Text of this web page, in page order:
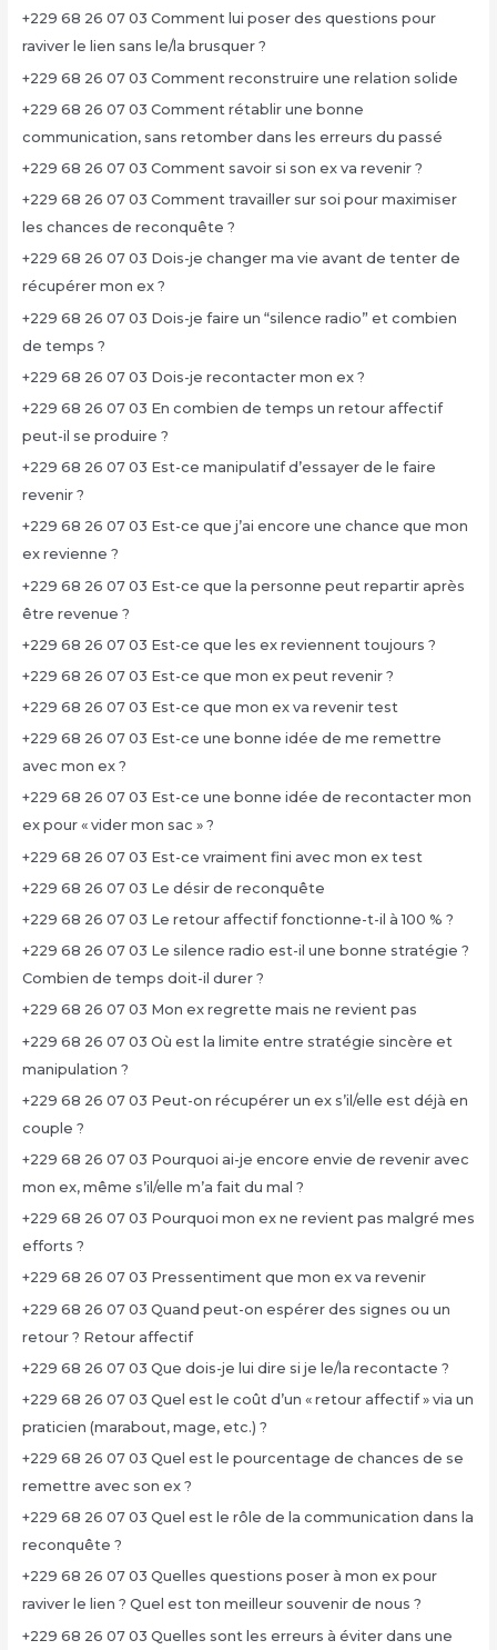
+229 68 26 07 03 Comment lui poser des questions pour
raviver le lien sans le/la brusquer ?
+229 68 26 07 03 Comment reconstruire une relation solide
+229 68 26 07 03 Comment rétablir une bonne
communication, sans retomber dans les erreurs du passé
+229 68 26 07 03 Comment savoir si son ex va revenir ?
+229 68 26 07 03 Comment travailler sur soi pour maximiser
les chances de reconquête ?
+229 68 26 07 03 Dois-je changer ma vie avant de tenter de
récupérer mon ex ?
+229 68 26 07 03 Dois-je faire un “silence radio” et combien
de temps ?
+229 68 26 07 03 Dois-je recontacter mon ex ?
+229 68 26 07 03 En combien de temps un retour affectif
peut-il se produire ?
+229 68 26 07 03 Est-ce manipulatif d’essayer de le faire
revenir ?
+229 68 26 07 03 Est-ce que j’ai encore une chance que mon
ex revienne ?
+229 68 26 07 03 Est-ce que la personne peut repartir après
être revenue ?
+229 68 26 07 03 Est-ce que les ex reviennent toujours ?
+229 68 26 07 03 Est-ce que mon ex peut revenir ?
+229 68 26 07 03 Est-ce que mon ex va revenir test
+229 68 26 07 03 Est-ce une bonne idée de me remettre
avec mon ex ?
+229 68 26 07 03 Est-ce une bonne idée de recontacter mon
ex pour « vider mon sac » ?
+229 68 26 07 03 Est-ce vraiment fini avec mon ex test
+229 68 26 07 03 Le désir de reconquête
+229 68 26 07 03 Le retour affectif fonctionne-t-il à 100 % ?
+229 68 26 07 03 Le silence radio est-il une bonne stratégie ?
Combien de temps doit-il durer ?
+229 68 26 07 03 Mon ex regrette mais ne revient pas
+229 68 26 07 03 Où est la limite entre stratégie sincère et
manipulation ?
+229 68 26 07 03 Peut-on récupérer un ex s’il/elle est déjà en
couple ?
+229 68 26 07 03 Pourquoi ai-je encore envie de revenir avec
mon ex, même s’il/elle m’a fait du mal ?
+229 68 26 07 03 Pourquoi mon ex ne revient pas malgré mes
efforts ?
+229 68 26 07 03 Pressentiment que mon ex va revenir
+229 68 26 07 03 Quand peut-on espérer des signes ou un
retour ? Retour affectif
+229 68 26 07 03 Que dois-je lui dire si je le/la recontacte ?
+229 68 26 07 03 Quel est le coût d’un « retour affectif » via un
praticien (marabout, mage, etc.) ?
+229 68 26 07 03 Quel est le pourcentage de chances de se
remettre avec son ex ?
+229 68 26 07 03 Quel est le rôle de la communication dans la
reconquête ?
+229 68 26 07 03 Quelles questions poser à mon ex pour
raviver le lien ? Quel est ton meilleur souvenir de nous ?
+229 68 26 07 03 Quelles sont les erreurs à éviter dans une